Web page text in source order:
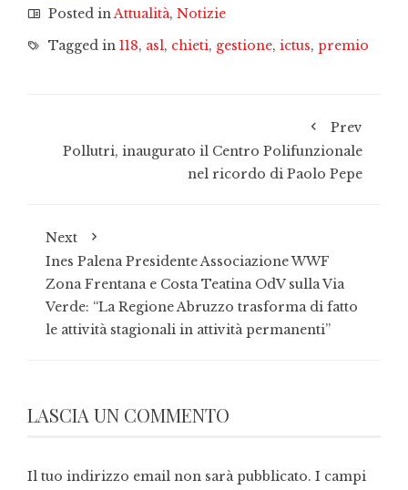
Posted inAttualità, Notizie
Tagged in 118, asl, chieti, gestione, ictus, premio
Prev
Pollutri, inaugurato il Centro Polifunzionale
nel ricordo di Paolo Pepe
Next
Ines Palena Presidente Associazione WWF
Zona Frentana e Costa Teatina OdV sulla Via
Verde: “La Regione Abruzzo trasforma di fatto
le attività stagionali in attività permanenti”
LASCIA UN COMMENTO
Il tuo indirizzo email non sarà pubblicato. I campi